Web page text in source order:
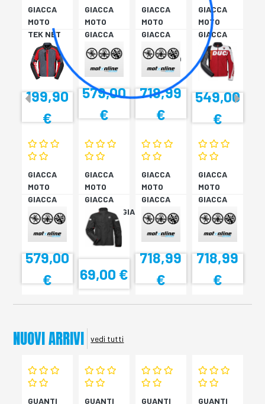
GIACCA
MOTO
TEK NET
ROSSO
199,90
€
GIACCA
MOTO
GIACCA
FIGHTER
C2 52
579,00
€
GIACCA
MOTO
GIACCA
DC C6
NE/NE/RO
56
718,99
€
GIACCA
MOTO
GIACCA
SPEED
EVO C2
52
549,00
€
GIACCA
MOTO
GIACCA
FIGHTER
C2 52
579,00
€
GIACCA
MOTO
GIACCA
ANTIPIOGGIA
STRADA
V3 N
69,00 €
GIACCA
MOTO
GIACCA
DC C6
RO/BI/NE
48
718,99
€
GIACCA
MOTO
GIACCA
DC C6
RO/BI/NE
48
718,99
€
NUOVI ARRIVI vedi tutti
GUANTI
GUANTI
GUANTI
GUANTI